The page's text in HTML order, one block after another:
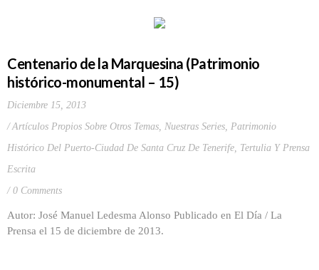
Centenario de la Marquesina (Patrimonio
histórico-monumental – 15)
Diciembre 15, 2013
Artículos Propios Sobre Otros Temas, Nuestras Series, Patrimonio
Histórico Del Puerto-Ciudad De Santa Cruz De Tenerife, Tertulia Y Prensa
Escrita
0 Comments
Autor: José Manuel Ledesma Alonso Publicado en El Día / La
Prensa el 15 de diciembre de 2013.